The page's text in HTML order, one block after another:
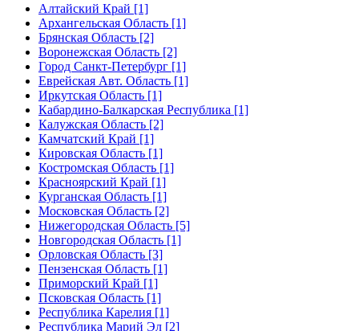
Алтайский Край [1]
Архангельская Область [1]
Брянская Область [2]
Воронежская Область [2]
Город Санкт-Петербург [1]
Еврейская Авт. Область [1]
Иркутская Область [1]
Кабардино-Балкарская Республика [1]
Калужская Область [2]
Камчатский Край [1]
Кировская Область [1]
Костромская Область [1]
Красноярский Край [1]
Курганская Область [1]
Московская Область [2]
Нижегородская Область [5]
Новгородская Область [1]
Орловская Область [3]
Пензенская Область [1]
Приморский Край [1]
Псковская Область [1]
Республика Карелия [1]
Республика Марий Эл [2]